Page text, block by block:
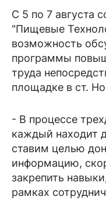
С 5 по 7 августа
"Пищевые
возможность
программы
труда
площадке в ст.
- В процессе
каждый находит
ставим целью
информацию,
закрепить
рамках